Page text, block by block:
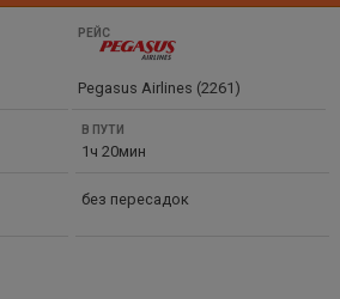
Pegasus Airlines (2261)
1ч 20мин
без пересадок